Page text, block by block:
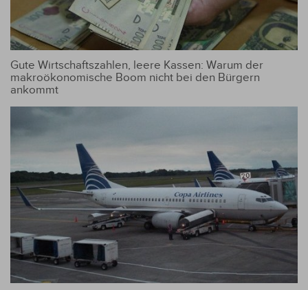
Gute Wirtschaftszahlen, leere Kassen: Warum der
makroökonomische Boom nicht bei den Bürgern
ankommt